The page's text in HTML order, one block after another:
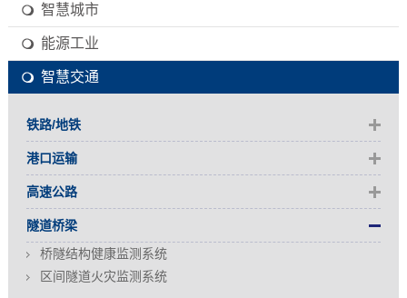
智慧城市
能源工业
智慧交通
铁路/地铁
港口运输
高速公路
隧道桥梁
桥隧结构健康监测系统
区间隧道火灾监测系统